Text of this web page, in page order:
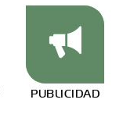
PUBLICIDAD